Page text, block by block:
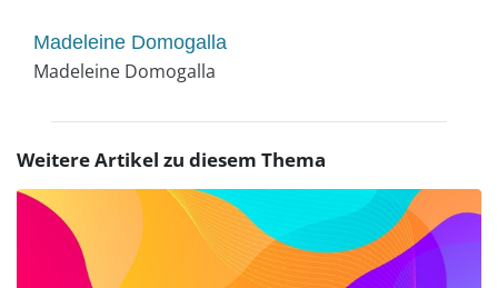
Madeleine Domogalla
Madeleine Domogalla
Weitere Artikel zu diesem Thema